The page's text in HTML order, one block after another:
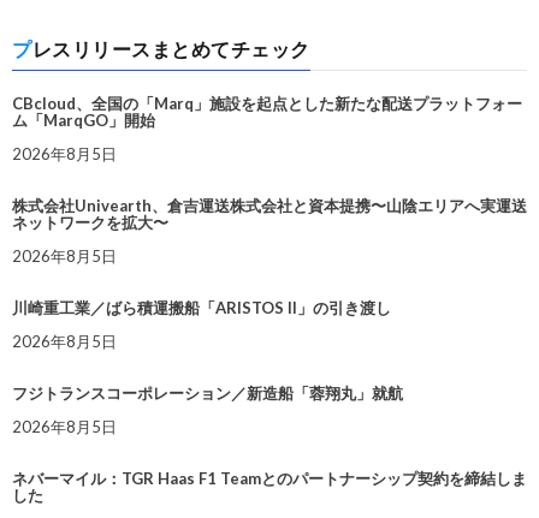
プレスリリースまとめてチェック
CBcloud、全国の「Marq」施設を起点とした新たな配送プラットフォー
ム「MarqGO」開始
2026年8月5日
株式会社Univearth、倉吉運送株式会社と資本提携〜山陰エリアへ実運送
ネットワークを拡大〜
2026年8月5日
川崎重工業／ばら積運搬船「ARISTOS II」の引き渡し
2026年8月5日
フジトランスコーポレーション／新造船「蓉翔丸」就航
2026年8月5日
ネバーマイル：TGR Haas F1 Teamとのパートナーシップ契約を締結しま
した